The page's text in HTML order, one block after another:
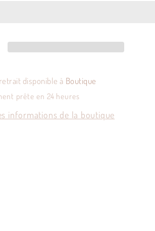
disponible à Boutique
prête en 24 heures
informations de la boutique